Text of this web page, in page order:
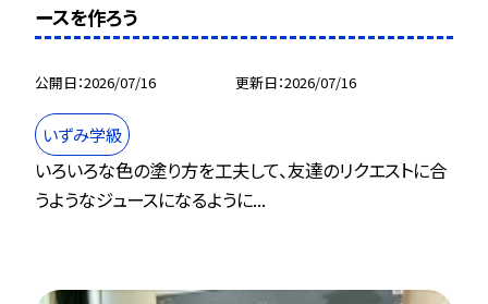
ースを作ろう
公開日 2026/07/16 更新日 2026/07/16
いずみ学級
いろいろな色の塗り方を工夫して、友達のリクエストに合
うようなジュースになるように...